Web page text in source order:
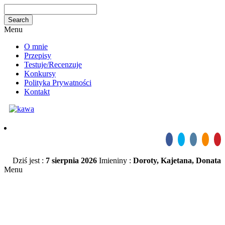
Menu
O mnie
Przepisy
Testuje/Recenzuje
Konkursy
Polityka Prywatności
Kontakt
Dziś jest : 7 sierpnia 2026 Imieniny : Doroty, Kajetana, Donata
Menu